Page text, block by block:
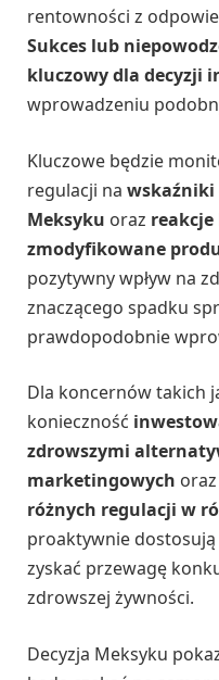
rentowności z
Sukces lub
kluczowy dla decyzji
wprowadzeniu
Kluczowe będzie
regulacji na wskaźniki
Meksyku oraz
zmodyfikowane
pozytywny wpływ na
znaczącego spadku
prawdopodobnie
Dla koncernów takich
konieczność
zdrowszymi
marketingowych oraz
różnych regulacji w
proaktywnie
zyskać przewagę
zdrowszej żywności.
Decyzja Meksyku